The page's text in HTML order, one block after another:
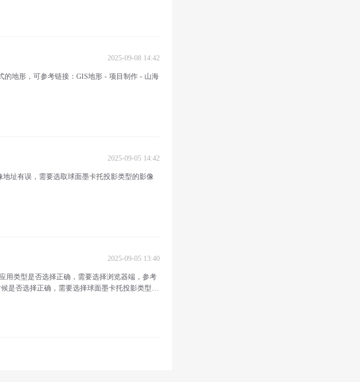
2025-09-08 14:42
的地形，可参考链接：GIS地形 - 项目制作 - 山海
2025-09-05 14:42
址有误，需要选取球面墨卡托投影类型的影像
2025-09-05 13:40
用类型是否选择正确，需要选择浏览器端，参考
是否选择正确，需要选择球面墨卡托投影类型的